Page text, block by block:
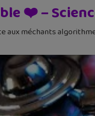
❤️ –
méchants